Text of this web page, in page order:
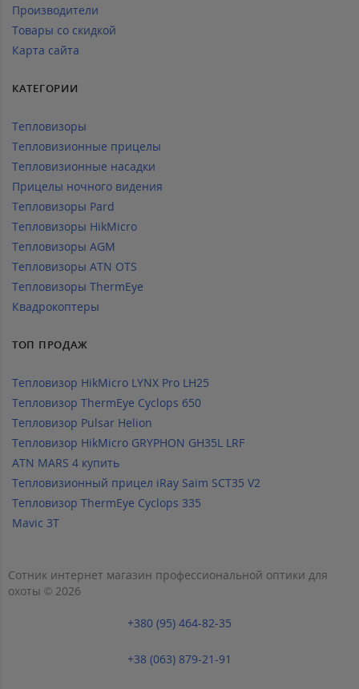
Производители
Товары со скидкой
Карта сайта
КАТЕГОРИИ
Тепловизоры
Тепловизионные прицелы
Тепловизионные насадки
Прицелы ночного видения
Тепловизоры Pard
Тепловизоры HikMicro
Тепловизоры AGM
Тепловизоры ATN OTS
Тепловизоры ThermEye
Квадрокоптеры
ТОП ПРОДАЖ
Тепловизор HikMicro LYNX Pro LH25
Тепловизор ThermEye Cyclops 650
Тепловизор Pulsar Helion
Тепловизор HikMicro GRYPHON GH35L LRF
ATN MARS 4 купить
Тепловизионный прицел iRay Saim SCT35 V2
Тепловизор ThermEye Cyclops 335
Mavic 3T
Сотник интернет магазин профессиональной оптики для
охоты © 2026
+380 (95) 464-82-35
+38 (063) 879-21-91